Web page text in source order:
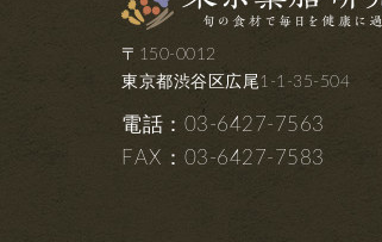
〒150-0012
東京都渋谷区広尾1-1-35-504
電話：03-6427-7563
FAX ：03-6427-7583